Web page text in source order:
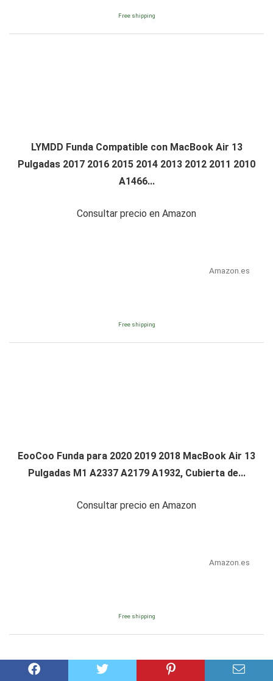
Free shipping
LYMDD Funda Compatible con MacBook Air 13
Pulgadas 2017 2016 2015 2014 2013 2012 2011 2010
A1466...
Consultar precio en Amazon
Amazon.es
Free shipping
EooCoo Funda para 2020 2019 2018 MacBook Air 13
Pulgadas M1 A2337 A2179 A1932, Cubierta de...
Consultar precio en Amazon
Amazon.es
Free shipping